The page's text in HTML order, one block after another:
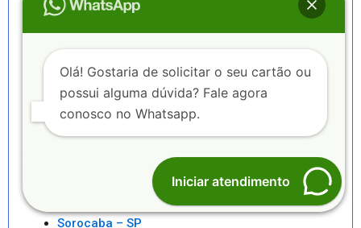
São Pedro da Aldeia – RJ
São Sebastiao – SP
São Sebastião – AL
Saquarema – RJ
Senhor do Bonfim – BA
Seropédica – RJ
Sete Lagoas – MG
Sorocaba – SP
Olá! Gostaria de solicitar o seu cartão ou
possui alguma dúvida? Fale agora
conosco no Whatsapp.
Iniciar atendimento